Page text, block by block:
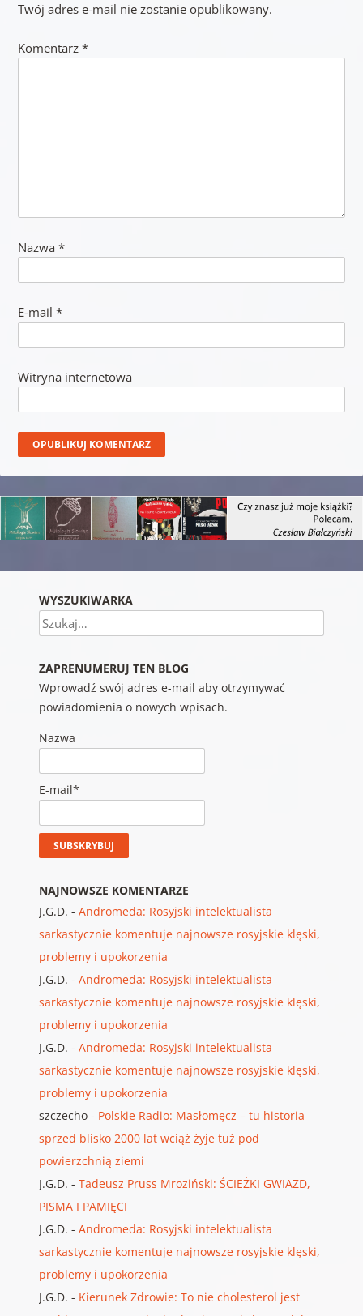
Twój adres e-mail nie zostanie opublikowany.
Komentarz *
Nazwa *
E-mail *
Witryna internetowa
WYSZUKIWARKA
Szukaj
ZAPRENUMERUJ TEN BLOG
Wprowadź swój adres e-mail aby otrzymywać
powiadomienia o nowych wpisach.
Nazwa
E-mail*
NAJNOWSZE KOMENTARZE
J.G.D. - Andromeda: Rosyjski intelektualista
sarkastycznie komentuje najnowsze rosyjskie klęski,
problemy i upokorzenia
J.G.D. - Andromeda: Rosyjski intelektualista
sarkastycznie komentuje najnowsze rosyjskie klęski,
problemy i upokorzenia
J.G.D. - Andromeda: Rosyjski intelektualista
sarkastycznie komentuje najnowsze rosyjskie klęski,
problemy i upokorzenia
szczecho- Polskie Radio: Masłomęcz – tu historia
sprzed blisko 2000 lat wciąż żyje tuż pod
powierzchnią ziemi
J.G.D. - Tadeusz Pruss Mroziński: ŚCIEŻKI GWIAZD,
PISMA I PAMIĘCI
J.G.D. - Andromeda: Rosyjski intelektualista
sarkastycznie komentuje najnowsze rosyjskie klęski,
problemy i upokorzenia
J.G.D. - Kierunek Zdrowie: To nie cholesterol jest